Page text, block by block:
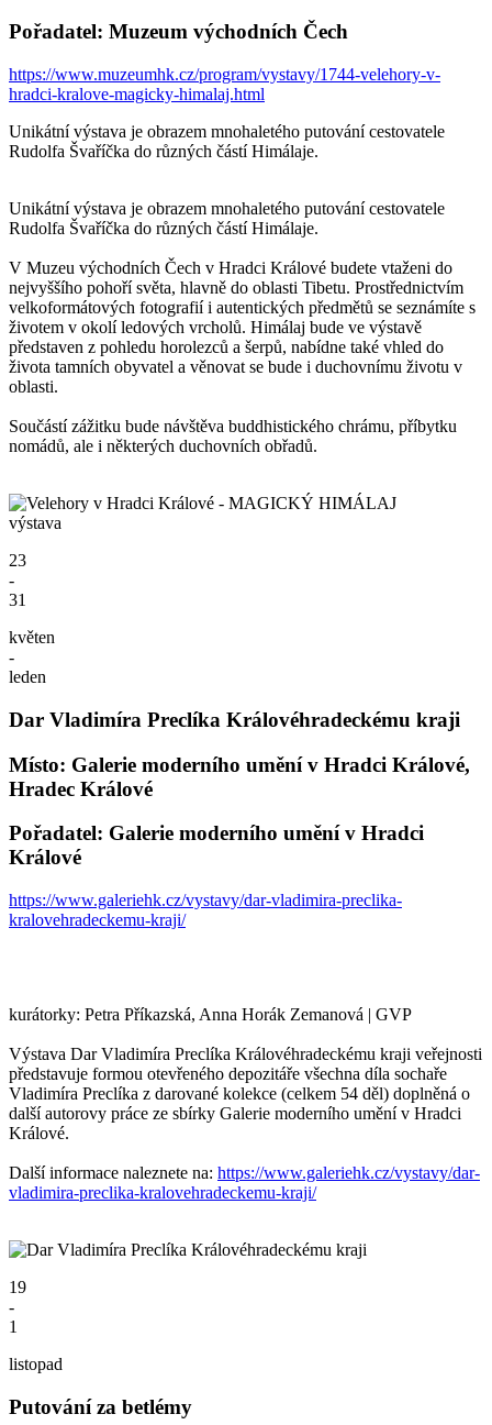
Pořadatel: Muzeum východních Čech
https://www.muzeumhk.cz/program/vystavy/1744-velehory-v-
hradci-kralove-magicky-himalaj.html
Unikátní výstava je obrazem mnohaletého putování cestovatele
Rudolfa Švaříčka do různých částí Himálaje.
Unikátní výstava je obrazem mnohaletého putování cestovatele
Rudolfa Švaříčka do různých částí Himálaje.
V Muzeu východních Čech v Hradci Králové budete vtaženi do
nejvyššího pohoří světa, hlavně do oblasti Tibetu. Prostřednictvím
velkoformátových fotografií i autentických předmětů se seznámíte s
životem v okolí ledových vrcholů. Himálaj bude ve výstavě
představen z pohledu horolezců a šerpů, nabídne také vhled do
života tamních obyvatel a věnovat se bude i duchovnímu životu v
oblasti.
Součástí zážitku bude návštěva buddhistického chrámu, příbytku
nomádů, ale i některých duchovních obřadů.
výstava
23
-
31
květen
-
leden
Dar Vladimíra Preclíka Královéhradeckému kraji
Místo: Galerie moderního umění v Hradci Králové,
Hradec Králové
Pořadatel: Galerie moderního umění v Hradci
Králové
https://www.galeriehk.cz/vystavy/dar-vladimira-preclika-
kralovehradeckemu-kraji/
kurátorky: Petra Příkazská, Anna Horák Zemanová | GVP
Výstava Dar Vladimíra Preclíka Královéhradeckému kraji veřejnosti
představuje formou otevřeného depozitáře všechna díla sochaře
Vladimíra Preclíka z darované kolekce (celkem 54 děl) doplněná o
další autorovy práce ze sbírky Galerie moderního umění v Hradci
Králové.
Další informace naleznete na: https://www.galeriehk.cz/vystavy/dar-
vladimira-preclika-kralovehradeckemu-kraji/
19
-
1
listopad
Putování za betlémy